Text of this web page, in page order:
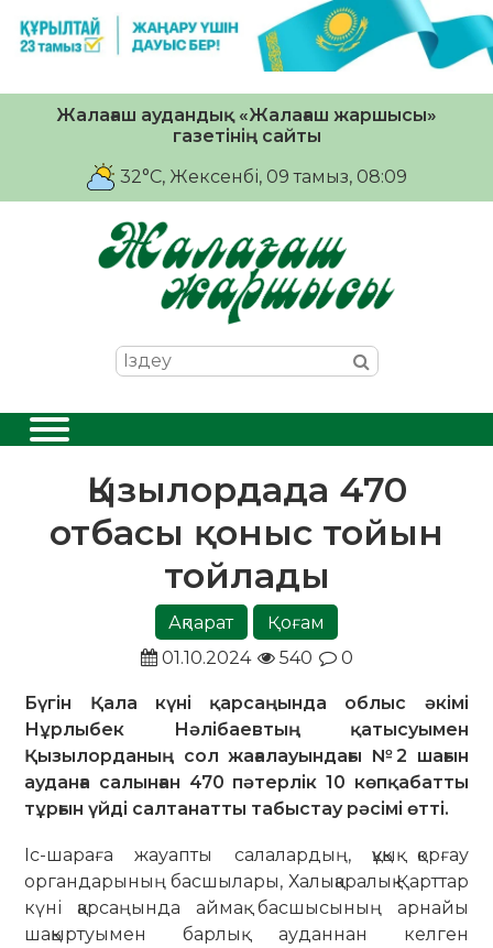
Жалағаш аудандық «Жалағаш жаршысы»
газетінің сайты
32°C, Жексенбі, 09 тамыз, 08:09
Қызылордада 470
отбасы қоныс тойын
тойлады
Ақпарат
Қоғам
01.10.2024
540 0
Бүгін Қала күні қарсаңында облыс әкімі
Нұрлыбек Нәлібаевтың қатысуымен
Қызылорданың сол жағалауындағы №2 шағын
ауданға салынған 470 пәтерлік 10 көпқабатты
тұрғын үйді салтанатты табыстау рәсімі өтті.
Іс-шараға жауапты салалардың, құқық қорғау
органдарының басшылары, Халықаралық Қарттар
күні қарсаңында аймақ басшысының арнайы
шақыртуымен барлық ауданнан келген